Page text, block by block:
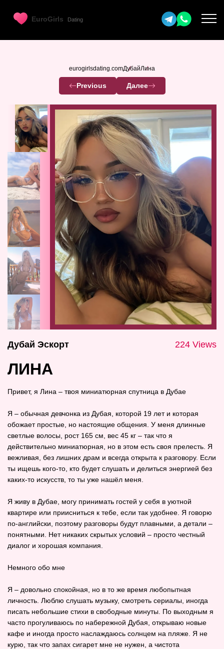
eurogirlsdating.comДубайЛина
Previous Далее
Дубай Эскорт 224 Views
ЛИНА
Привет, я Лина – твоя миниатюрная спутница в Дубае
Я – обычная девчонка из Дубая, которой 19 лет и которая
обожает простые, но настоящие общения. У меня длинные
светлые волосы, рост 165 см, вес 45 кг – так что я
действительно миниатюрная, но в этом есть своя прелесть. Я
вежливая, без лишних драм и всегда открыта к разговору. Если
ты ищешь кого‑то, кто будет слушать и делиться энергией без
каких‑то искусств, то ты уже нашёл меня.
Я живу в Дубае, могу принимать гостей у себя в уютной
квартире или приисниться к тебе, если так удобнее. Я говорю
по‑английски, поэтому разговоры будут плавными, а детали –
понятными. Нет никаких скрытых условий – просто честный
диалог и хорошая компания.
Немного обо мне
Я – довольно спокойная, но в то же время любопытная
личность. Люблю слушать музыку, смотреть сериалы, иногда
писать небольшие стихи в свободные минуты. По выходным я
часто прогуливаюсь по набережной Дубая, открываю новые
кафе и иногда просто наслаждаюсь солнцем на пляже. Я не
курю, так что запах сигарет мне не нужен, а чистота